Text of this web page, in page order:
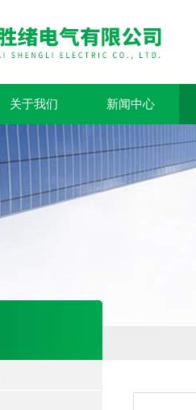
关于我们 新闻中心